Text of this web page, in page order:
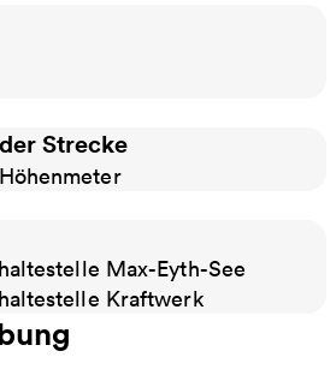
Strecke
Max-Eyth-See
Kraftwerk